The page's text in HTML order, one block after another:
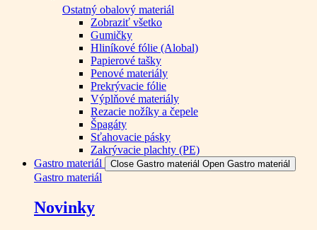
Ostatný obalový materiál
Zobraziť všetko
Gumičky
Hliníkové fólie (Alobal)
Papierové tašky
Penové materiály
Prekrývacie fólie
Výplňové materiály
Rezacie nožíky a čepele
Špagáty
Sťahovacie pásky
Zakrývacie plachty (PE)
Gastro materiál
Close Gastro materiál Open Gastro materiál
Gastro materiál
Novinky